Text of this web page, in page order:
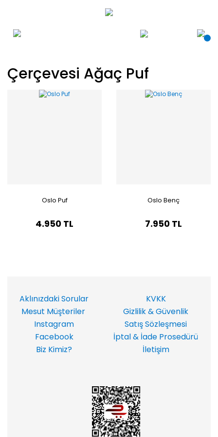
Çerçevesi Ağaç Puf
Oslo Puf
4.950 TL
Oslo Benç
7.950 TL
Aklınızdaki Sorular
KVKK
Mesut Müşteriler
Gizlilik & Güvenlik
Instagram
Satış Sözleşmesi
Facebook
İptal & İade Prosedürü
Biz Kimiz?
İletişim